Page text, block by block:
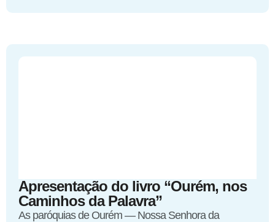
Apresentação do livro “Ourém, nos
Caminhos da Palavra”
As paróquias de Ourém — Nossa Senhora da